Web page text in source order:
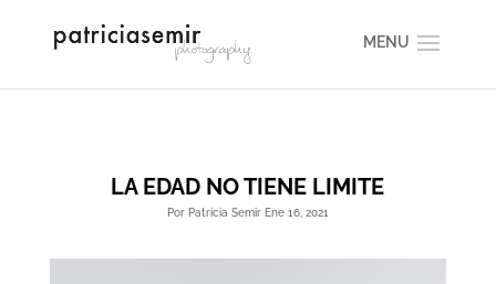
LA EDAD NO TIENE LIMITE
Por Patricia Semir Ene 16, 2021